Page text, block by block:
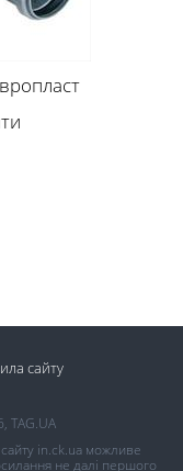
сайту
TAG.UA
сайту in.ck.ua можливе
не далі першого